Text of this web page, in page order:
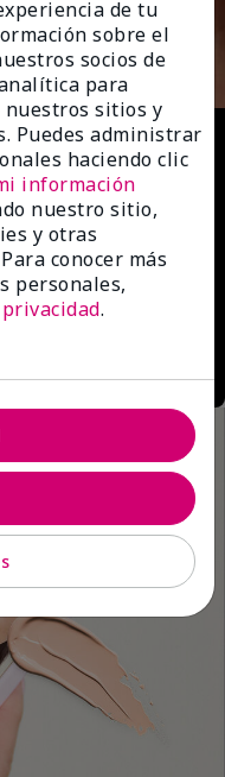
de tu
sobre el
socios de
para
nuestros sitios y
Puedes administrar
haciendo clic
información
nuestro sitio,
y otras
conocer más
personales,
.